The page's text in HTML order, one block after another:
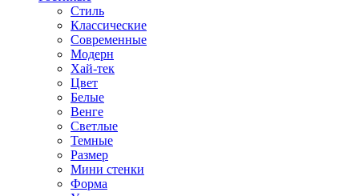
Стиль
Классические
Современные
Модерн
Хай-тек
Цвет
Белые
Венге
Светлые
Темные
Размер
Мини стенки
Форма